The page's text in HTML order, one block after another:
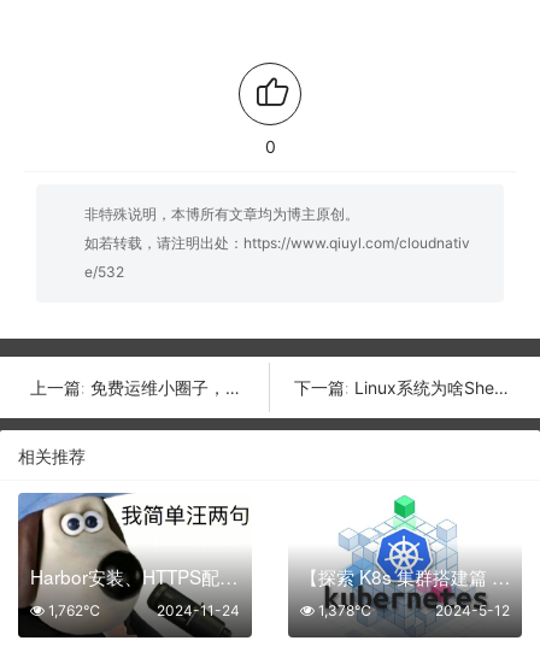
0
非特殊说明，本博所有文章均为博主原创。
如若转载，请注明出处： https://www.qiuyl.com/cloudnativ
e/532
上一篇: 免费运维小圈子，免费运维知识库，免费提问！！ 下一篇: Linux系统为啥Shell脚本能手动跑，Crontab定时就报错？
相关推荐
Harbor安装、HTTPS配置、修改端口后不可访问？
2024-11-24
1,762℃
【探索 K8s 集群搭建篇 系列 5】简化 Kubernetes 的部署，深入解析其工作流程
2024-5-12
1,378℃